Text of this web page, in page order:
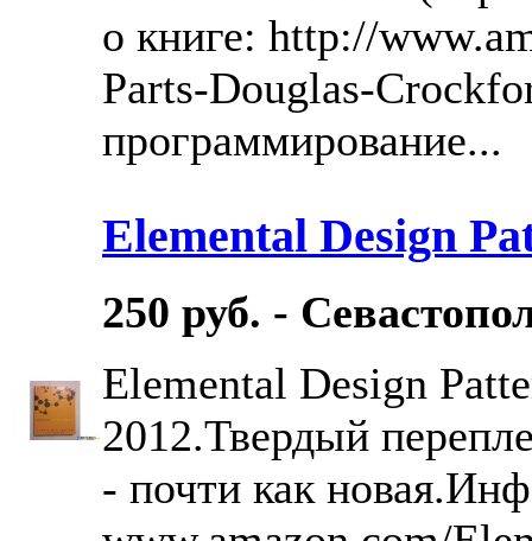
о книге: http://
Parts-Douglas-
программирование...
Elemental Design
250 руб. -
Elemental Design
2012.Твердый
- почти как